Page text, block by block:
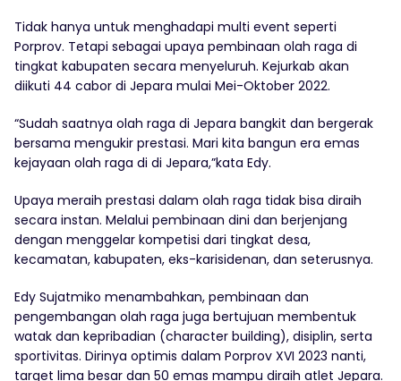
Tidak hanya untuk menghadapi multi event seperti
Porprov. Tetapi sebagai upaya pembinaan olah raga di
tingkat kabupaten secara menyeluruh. Kejurkab akan
diikuti 44 cabor di Jepara mulai Mei-Oktober 2022.
“Sudah saatnya olah raga di Jepara bangkit dan bergerak
bersama mengukir prestasi. Mari kita bangun era emas
kejayaan olah raga di di Jepara,”kata Edy.
Upaya meraih prestasi dalam olah raga tidak bisa diraih
secara instan. Melalui pembinaan dini dan berjenjang
dengan menggelar kompetisi dari tingkat desa,
kecamatan, kabupaten, eks-karisidenan, dan seterusnya.
Edy Sujatmiko menambahkan, pembinaan dan
pengembangan olah raga juga bertujuan membentuk
watak dan kepribadian (character building), disiplin, serta
sportivitas. Dirinya optimis dalam Porprov XVI 2023 nanti,
target lima besar dan 50 emas mampu diraih atlet Jepara.